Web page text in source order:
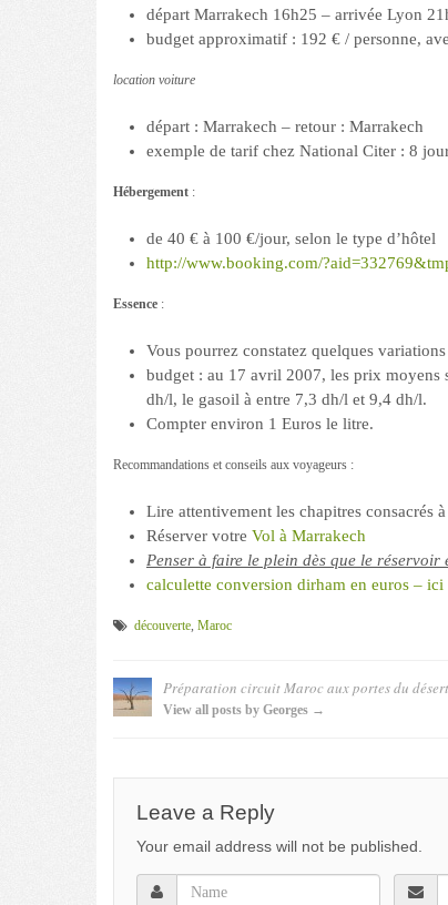
départ Marrakech 16h25 – arrivée Lyon
budget approximatif : 192 € / personne,
location voiture
départ : Marrakech – retour : Marrakech
exemple de tarif chez National Citer : 8
Hébergement :
de 40 € à 100 €/jour, selon le type d’hôtel
http://www.booking.com/
Essence :
Vous pourrez constatez quelques
budget : au 17 avril 2007, les prix moyens
dh/l, le gasoil à entre 7,3 dh/l et 9,4 dh/l.
Compter environ 1 Euros le litre.
Recommandations et conseils aux voyageurs :
Lire attentivement les chapitres consacrés
Réserver votre Vol à Marrakech
Penser à faire le plein dès que le réservoir
calculette conversion dirham en euros – ici
découverte, Maroc
Préparation circuit Maroc aux portes du
View all posts by Georges →
Leave a Reply
Your email address will not be published.